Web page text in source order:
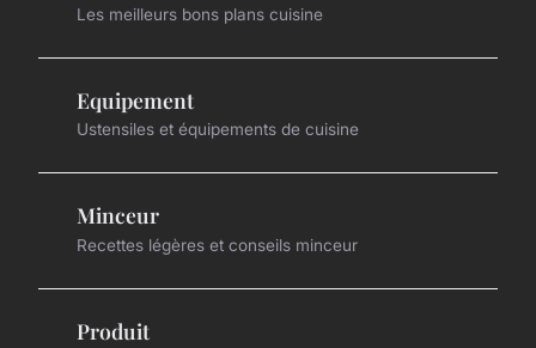
Les meilleurs bons plans cuisine
Equipement
Ustensiles et équipements de cuisine
Minceur
Recettes légères et conseils minceur
Produit